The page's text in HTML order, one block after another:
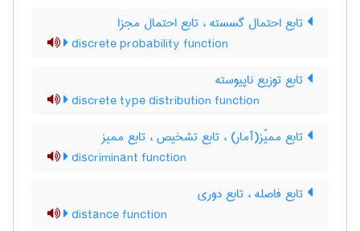
تابع احتمال گسسته ، تابع احتمال مجزا
discrete probability function
تابع توزیع ناپیوسته
discrete type distribution function
تابع ممیّز(آمار) ، تابع تشخیص ، تابع ممیز
discriminant function
تابع فاصله ، تابع دوری
distance function